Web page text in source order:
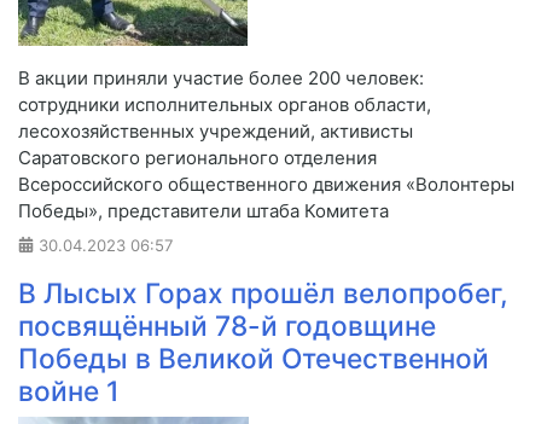
В акции приняли участие более 200 человек:
сотрудники исполнительных органов области,
лесохозяйственных учреждений, активисты
Саратовского регионального отделения
Всероссийского общественного движения «Волонтеры
Победы», представители штаба Комитета
30.04.2023 06:57
В Лысых Горах прошёл велопробег,
посвящённый 78-й годовщине
Победы в Великой Отечественной
войне 1